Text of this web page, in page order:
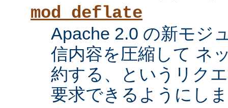
mod_deflate
Apache 2.0 の新モジ
信内容を圧縮して ネ
約する、というリク
要求できるようにし